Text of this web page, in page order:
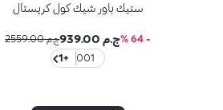
ستيك باور شيك كول كريستال
- 64 % ج.م 939.00
ج.م 2559.00
001
+1